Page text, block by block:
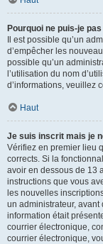
Pourquoi ne puis-je
Il est possible qu’un
d’empêcher les
possible qu’un
l’utilisation du nom
d’informations, veuillez
Haut
Je suis inscrit mais je
Vérifiez en premier lieu
corrects. Si la
avoir en dessous de 13
instructions que vous
les nouvelles
un administrateur,
information était
courrier électronique,
courrier électronique,